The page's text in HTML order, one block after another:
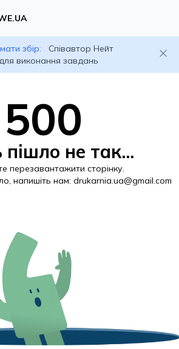
збір:
Співавтор Нейт
виконання завдань
500
не так...
перезавантажити сторінку.
напишіть нам: drukarnia.ua@gmail.com